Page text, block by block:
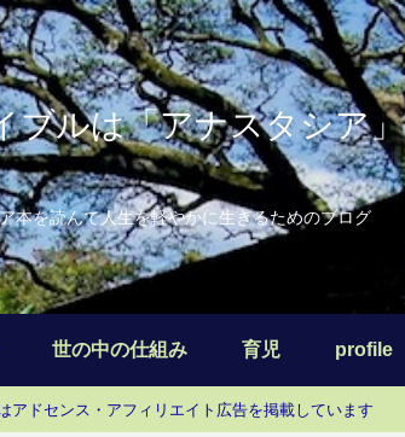
ブルは「アナスタシア」
本を読んで人生を軽やかに生きるためのブログ
世の中の仕組み 育児 profile
アドセンス・アフィリエイト広告を掲載しています